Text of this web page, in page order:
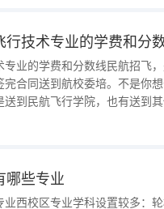
业的学费和分数线民航招飞
合同送到航校委培。不是你
到民航飞行学院，也有送到
期，一般会有航空公司到你们
哪些专业
西校区专业学科设置较多：